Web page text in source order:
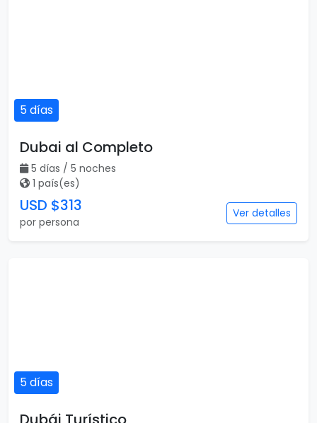
5 días
Dubai al Completo
5 días / 5 noches
1 país(es)
USD $313
por persona
Ver detalles
5 días